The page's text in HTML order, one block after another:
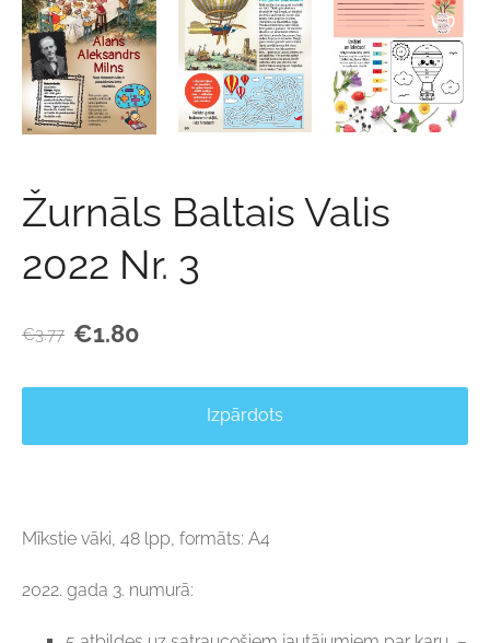
Žurnāls Baltais Valis
2022 Nr. 3
€3.77 €1.80
Izpārdots
Mīkstie vāki, 48 lpp, formāts: A4
2022. gada 3. numurā: